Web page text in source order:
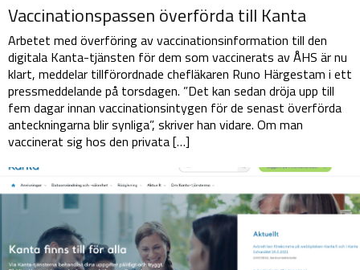
Vaccinationspassen överförda till Kanta
Arbetet med överföring av vaccinationsinformation till den
digitala Kanta-tjänsten för dem som vaccinerats av ÅHS är nu
klart, meddelar tillförordnade chefläkaren Runo Härgestam i ett
pressmeddelande på torsdagen. ”Det kan sedan dröja upp till
fem dagar innan vaccinationsintygen för de senast överförda
anteckningarna blir synliga”, skriver han vidare. Om man
vaccinerat sig hos den privata […]